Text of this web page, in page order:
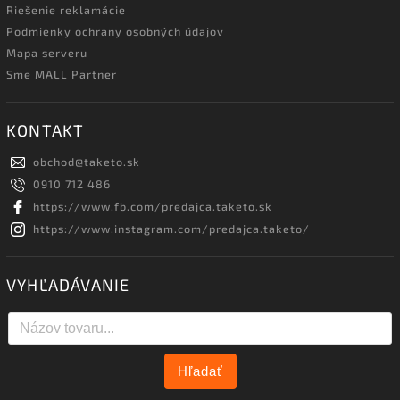
Riešenie reklamácie
Podmienky ochrany osobných údajov
Mapa serveru
Sme MALL Partner
KONTAKT
obchod@taketo.sk
0910 712 486
https://www.fb.com/predajca.taketo.sk
https://www.instagram.com/predajca.taketo/
VYHĽADÁVANIE
Hľadať